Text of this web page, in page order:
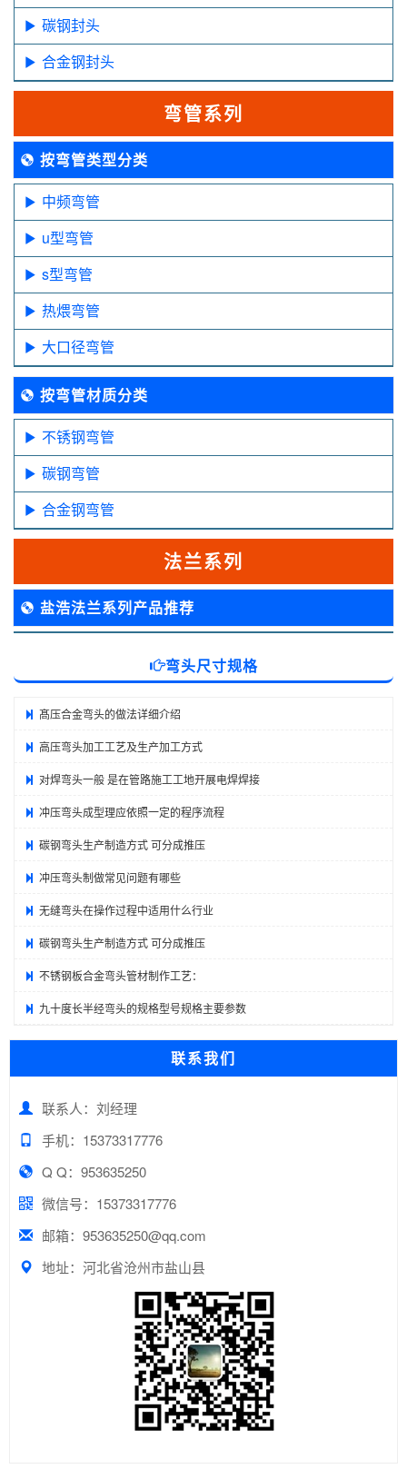
碳钢封头
合金钢封头
弯管系列
按弯管类型分类
中频弯管
u型弯管
s型弯管
热煨弯管
大口径弯管
按弯管材质分类
不锈钢弯管
碳钢弯管
合金钢弯管
法兰系列
盐浩法兰系列产品推荐
弯头尺寸规格
髙压合金弯头的做法详细介绍
高压弯头加工工艺及生产加工方式
对焊弯头一般 是在管路施工工地开展电焊焊接
冲压弯头成型理应依照一定的程序流程
碳钢弯头生产制造方式 可分成推压
冲压弯头制做常见问题有哪些
无缝弯头在操作过程中适用什么行业
碳钢弯头生产制造方式 可分成推压
不锈钢板合金弯头管材制作工艺：
九十度长半经弯头的规格型号规格主要参数
联系我们
联系人：刘经理
手机：15373317776
Q Q：953635250
微信号：15373317776
邮箱：953635250@qq.com
地址：河北省沧州市盐山县